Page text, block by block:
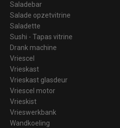
Saladebar
Salade opzetvitrine
Saladette
Sushi - Tapas vitrine
Drank machine
Vriescel
Vrieskast
Vrieskast glasdeur
Vriescel motor
Vrieskist
Vrieswerkbank
Wandkoeling